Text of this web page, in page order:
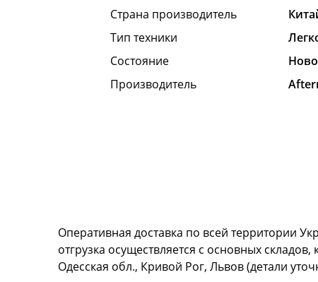
Страна производитель
Тип техники
Состояние
Производитель
Оперативная доставка по всей территории
отгрузка осуществляется с основных
Одесская обл., Кривой Рог, Львов (детали